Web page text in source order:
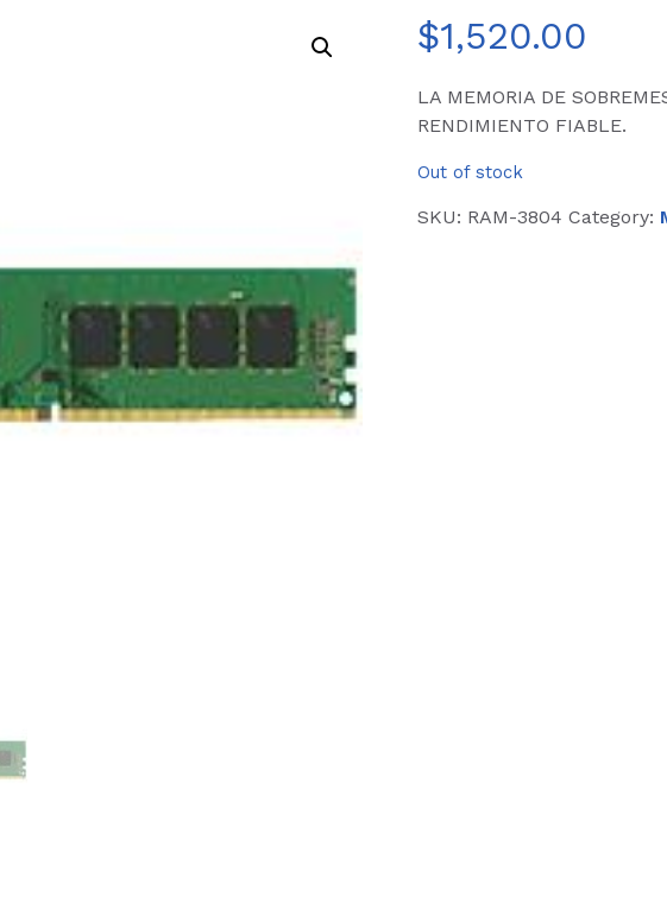
$1,520.00
LA MEMORIA DE
RENDIMIENTO FIABLE.
Out of stock
SKU: RAM-3804 Category: